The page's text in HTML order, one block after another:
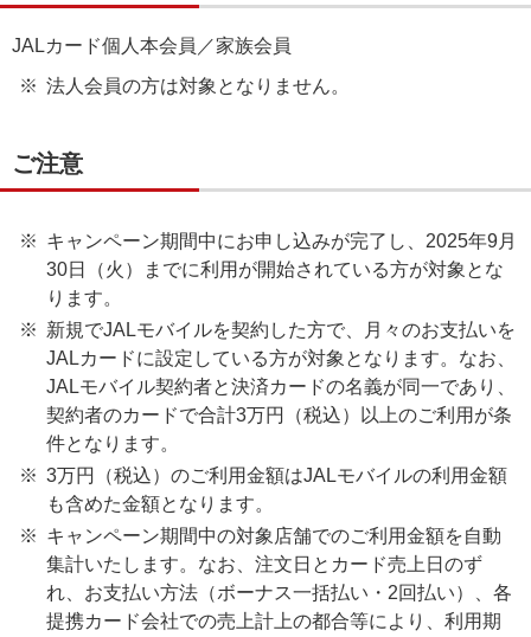
JALカード個人本会員／家族会員
法人会員の方は対象となりません。
ご注意
キャンペーン期間中にお申し込みが完了し、2025年9月
30日（火）までに利用が開始されている方が対象とな
ります。
新規でJALモバイルを契約した方で、月々のお支払いを
JALカードに設定している方が対象となります。なお、
JALモバイル契約者と決済カードの名義が同一であり、
契約者のカードで合計3万円（税込）以上のご利用が条
件となります。
3万円（税込）のご利用金額はJALモバイルの利用金額
も含めた金額となります。
キャンペーン期間中の対象店舗でのご利用金額を自動
集計いたします。なお、注文日とカード売上日のず
れ、お支払い方法（ボーナス一括払い・2回払い）、各
提携カード会社での売上計上の都合等により、利用期